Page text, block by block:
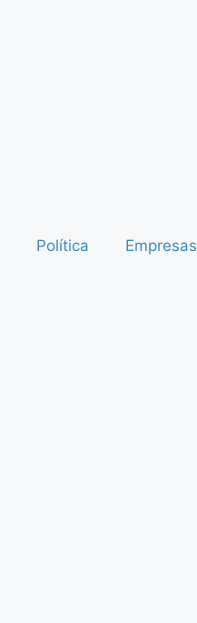
Política Empresas